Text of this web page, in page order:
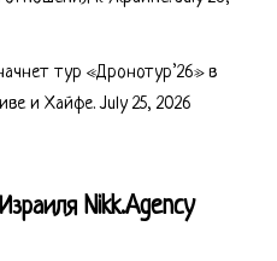
тур «Дронотур’26» в
и Хайфе. July 25, 2026
Nikk.Agency